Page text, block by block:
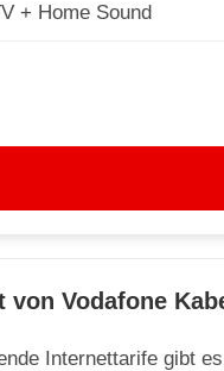
+ Home Sound
von Vodafone
Internettarife gibt